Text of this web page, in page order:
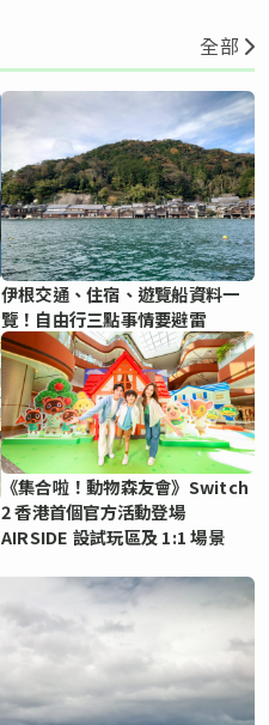
全部
伊根交通、住宿、遊覽船資料一
覽！自由行三點事情要避雷
《集合啦！動物森友會》Switch
2 香港首個官方活動登場
AIRSIDE 設試玩區及 1:1 場景